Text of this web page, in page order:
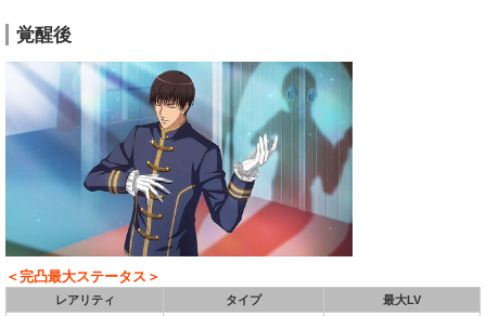
覚醒後
＜完凸最大ステータス＞
レアリティ タイプ
最大LV